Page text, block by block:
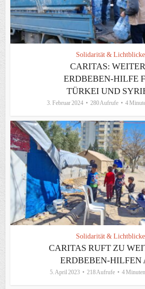
Solidarität & Lichtblicke
CARITAS:
ERDBEBEN-HILFE
TÜRKEI UND
3. Februar 2024 280 Aufrufe 4
Solidarität & Lichtblicke
CARITAS RUFT ZU
ERDBEBEN-HILFEN
5. April 2023 218 Aufrufe 4